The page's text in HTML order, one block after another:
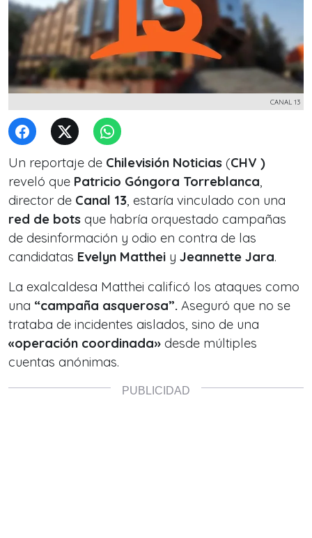
CANAL 13
Un reportaje de Chilevisión Noticias (CHV )
reveló que Patricio Góngora Torreblanca,
director de Canal 13, estaría vinculado con una
red de bots que habría orquestado campañas
de desinformación y odio en contra de las
candidatas Evelyn Matthei y Jeannette Jara.
La exalcaldesa Matthei calificó los ataques como
una “campaña asquerosa”. Aseguró que no se
trataba de incidentes aislados, sino de una
«operación coordinada» desde múltiples
cuentas anónimas.